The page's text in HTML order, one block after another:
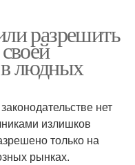
разрешить
в людных
нет
излишков
только на
рынках.